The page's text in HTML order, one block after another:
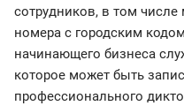
сотрудников, в том
номера с городским
начинающего бизнеса
которое может быть
профессионального